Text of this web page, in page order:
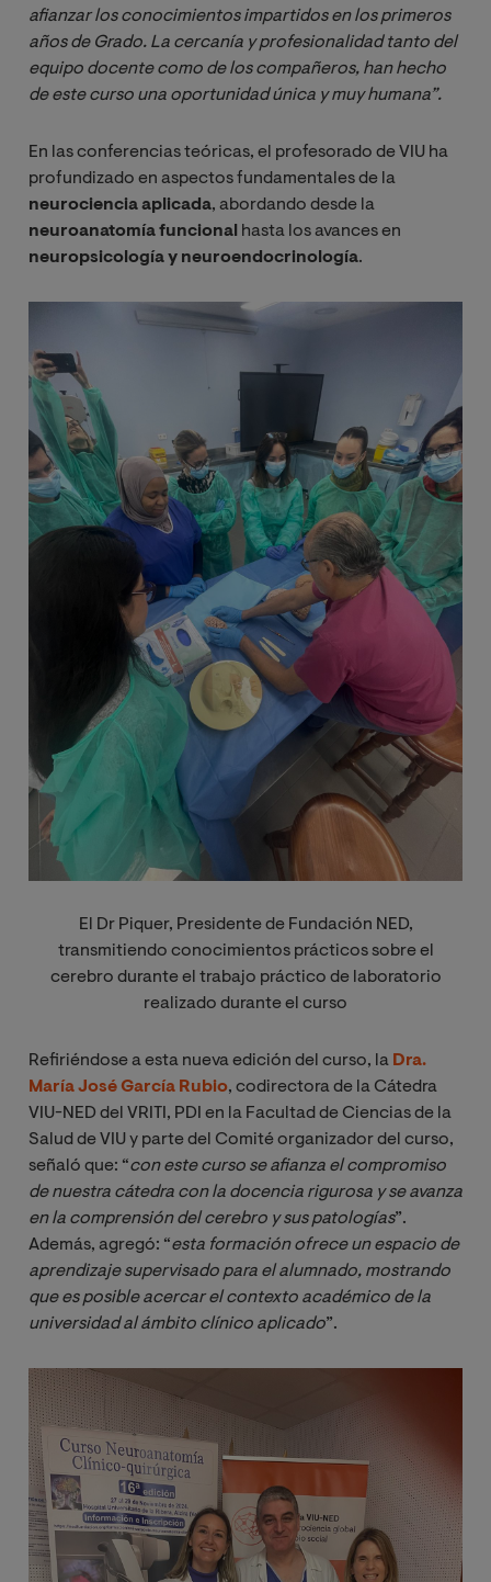
afianzar los conocimientos impartidos en los primeros
años de Grado. La cercanía y profesionalidad tanto del
equipo docente como de los compañeros, han hecho
de este curso una oportunidad única y muy humana”.
En las conferencias teóricas, el profesorado de VIU ha
profundizado en aspectos fundamentales de la
neurociencia aplicada, abordando desde la
neuroanatomía funcional hasta los avances en
neuropsicología y neuroendocrinología.
Imagen
El Dr Piquer, Presidente de Fundación NED,
transmitiendo conocimientos prácticos sobre el
cerebro durante el trabajo práctico de laboratorio
realizado durante el curso
Refiriéndose a esta nueva edición del curso, la Dra.
María José García Rubio, codirectora de la Cátedra
VIU-NED del VRITI, PDI en la Facultad de Ciencias de la
Salud de VIU y parte del Comité organizador del curso,
señaló que: “con este curso se afianza el compromiso
de nuestra cátedra con la docencia rigurosa y se avanza
en la comprensión del cerebro y sus patologías”.
Además, agregó: “esta formación ofrece un espacio de
aprendizaje supervisado para el alumnado, mostrando
que es posible acercar el contexto académico de la
universidad al ámbito clínico aplicado”.